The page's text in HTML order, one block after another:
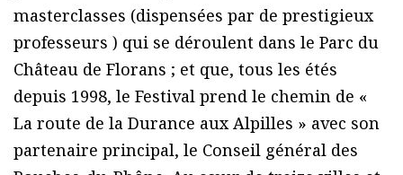
masterclasses (dispensées par de prestigieux
professeurs ) qui se déroulent dans le Parc du
Château de Florans ; et que, tous les étés
depuis 1998, le Festival prend le chemin de «
La route de la Durance aux Alpilles » avec son
partenaire principal, le Conseil général des